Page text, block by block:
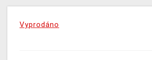
Vyprodáno